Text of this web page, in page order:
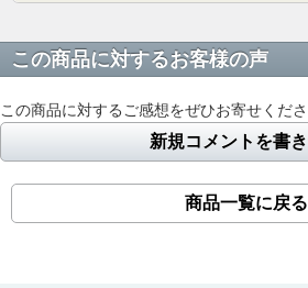
この商品に対するお客様の声
この商品に対するご感想をぜひお寄せくださ
新規コメントを書
商品一覧に戻る